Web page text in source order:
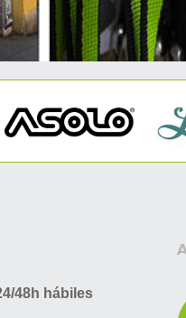
48h hábiles